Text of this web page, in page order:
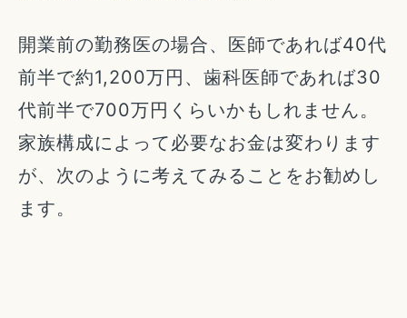
開業前の勤務医の場合、医師であれば40代
前半で約1,200万円、歯科医師であれば30
代前半で700万円くらいかもしれません。
家族構成によって必要なお金は変わります
が、次のように考えてみることをお勧めし
ます。